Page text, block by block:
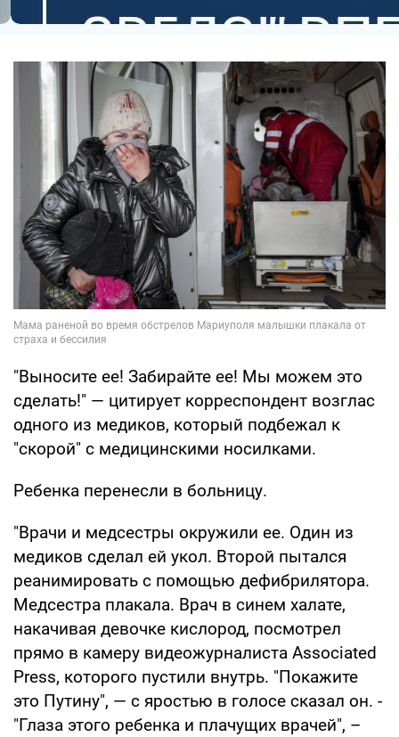
"Выносите ее! Забирайте ее! Мы можем это
сделать!" — цитирует корреспондент возглас
одного из медиков, который подбежал к
"скорой" с медицинскими носилками.
Ребенка перенесли в больницу.
"Врачи и медсестры окружили ее. Один из
медиков сделал ей укол. Второй пытался
реанимировать с помощью дефибрилятора.
Медсестра плакала. Врач в синем халате,
накачивая девочке кислород, посмотрел
прямо в камеру видеожурналиста Associated
Press, которого пустили внутрь. "Покажите
это Путину", — с яростью в голосе сказал он. -
"Глаза этого ребенка и плачущих врачей", –